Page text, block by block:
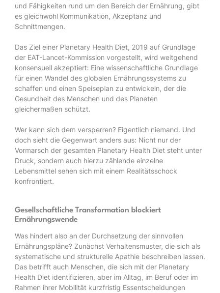
und Fähigkeiten rund um den Bereich der Ernährung, gibt
es gleichwohl Kommunikation, Akzeptanz und
Schnittmengen.
Das Ziel einer Planetary Health Diet, 2019 auf Grundlage
der EAT-Lancet-Kommission vorgestellt, wird weitgehend
konsensuell akzeptiert: Eine wissenschaftliche Grundlage
für einen Wandel des globalen Ernährungssystems zu
schaffen und einen Speiseplan zu entwickeln, der die
Gesundheit des Menschen und des Planeten
gleichermaßen schützt.
Wer kann sich dem versperren? Eigentlich niemand. Und
doch sieht die Gegenwart anders aus: Nicht nur der
Vormarsch der gesamten Planetary Health Diet steht unter
Druck, sondern auch hierzu zählende einzelne
Lebensmittel sehen sich mit einem Realitätsschock
konfrontiert.
Gesellschaftliche Transformation blockiert
Ernährungswende
Was hindert also an der Durchsetzung der sinnvollen
Ernährungspläne? Zunächst Verhaltensmuster, die sich als
systematische und strukturelle Apathie beschreiben lassen.
Das betrifft auch Menschen, die sich mit der Planetary
Health Diet identifizieren, aber im Alltag, im Beruf oder im
Rahmen ihrer Mobilität kurzfristig Essentscheidungen